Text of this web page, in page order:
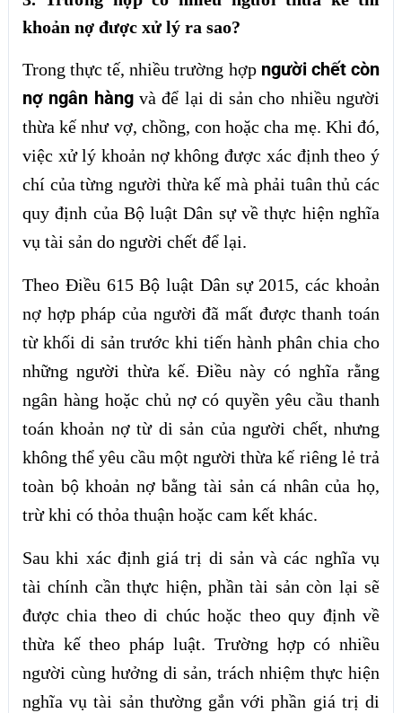
khoản nợ được xử lý ra sao?
Trong thực tế, nhiều trường hợp người chết còn
nợ ngân hàngvà để lại di sản cho nhiều người
thừa kế như vợ, chồng, con hoặc cha mẹ. Khi đó,
việc xử lý khoản nợ không được xác định theo ý
chí của từng người thừa kế mà phải tuân thủ các
quy định của Bộ luật Dân sự về thực hiện nghĩa
vụ tài sản do người chết để lại.
Theo Điều 615 Bộ luật Dân sự 2015, các khoản
nợ hợp pháp của người đã mất được thanh toán
từ khối di sản trước khi tiến hành phân chia cho
những người thừa kế. Điều này có nghĩa rằng
ngân hàng hoặc chủ nợ có quyền yêu cầu thanh
toán khoản nợ từ di sản của người chết, nhưng
không thể yêu cầu một người thừa kế riêng lẻ trả
toàn bộ khoản nợ bằng tài sản cá nhân của họ,
trừ khi có thỏa thuận hoặc cam kết khác.
Sau khi xác định giá trị di sản và các nghĩa vụ
tài chính cần thực hiện, phần tài sản còn lại sẽ
được chia theo di chúc hoặc theo quy định về
thừa kế theo pháp luật. Trường hợp có nhiều
người cùng hưởng di sản, trách nhiệm thực hiện
nghĩa vụ tài sản thường gắn với phần giá trị di